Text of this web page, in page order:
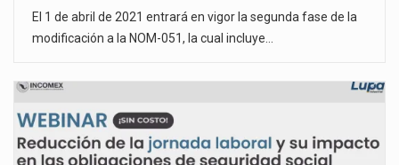
El 1 de abril de 2021 entrará en vigor la segunda fase de la
modificación a la NOM-051, la cual incluye…